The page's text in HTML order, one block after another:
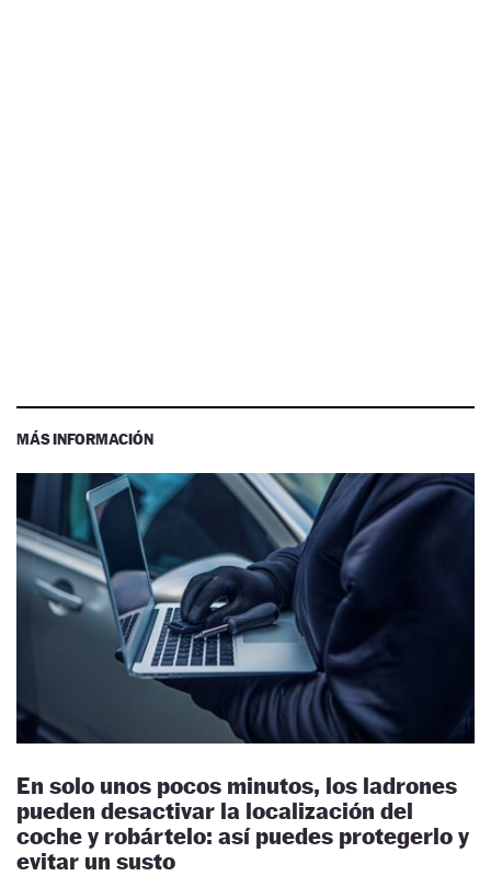
MÁS INFORMACIÓN
En solo unos pocos minutos, los ladrones
pueden desactivar la localización del
coche y robártelo: así puedes protegerlo y
evitar un susto